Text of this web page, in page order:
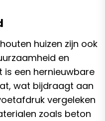
huizen zijn ook
en
is een hernieuwbare
wat bijdraagt aan
vergeleken
zoals beton